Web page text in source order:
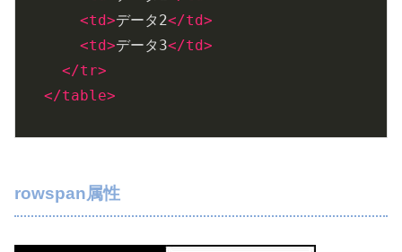
<td>データ2</td>
<td>データ3</td>
</tr>
</table>
rowspan属性